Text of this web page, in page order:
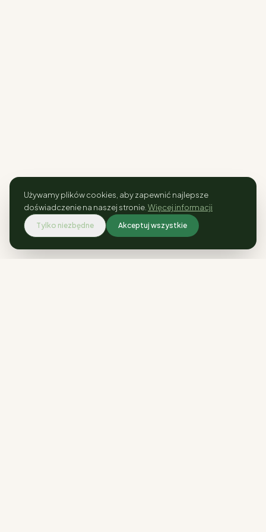
Używamy plików cookies, aby zapewnić najlepsze
doświadczenie na naszej stronie. Więcej informacji
Tylko niezbędne Akceptuj wszystkie